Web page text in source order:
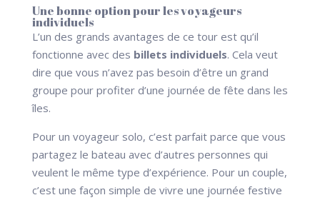
Une bonne option pour les voyageurs
individuels
L’un des grands avantages de ce tour est qu’il
fonctionne avec des billets individuels. Cela veut
dire que vous n’avez pas besoin d’être un grand
groupe pour profiter d’une journée de fête dans les
îles.
Pour un voyageur solo, c’est parfait parce que vous
partagez le bateau avec d’autres personnes qui
veulent le même type d’expérience. Pour un couple,
c’est une façon simple de vivre une journée festive